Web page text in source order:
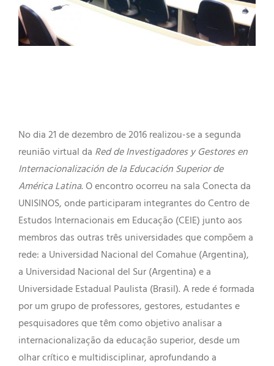
No dia 21 de dezembro de 2016 realizou-se a segunda
reunião virtual da Red de Investigadores y Gestores en
Internacionalización de la Educación Superior de
América Latina. O encontro ocorreu na sala Conecta da
UNISINOS, onde participaram integrantes do Centro de
Estudos Internacionais em Educação (CEIE) junto aos
membros das outras três universidades que compõem a
rede: a Universidad Nacional del Comahue (Argentina),
a Universidad Nacional del Sur (Argentina) e a
Universidade Estadual Paulista (Brasil). A rede é formada
por um grupo de professores, gestores, estudantes e
pesquisadores que têm como objetivo analisar a
internacionalização da educação superior, desde um
olhar crítico e multidisciplinar, aprofundando a